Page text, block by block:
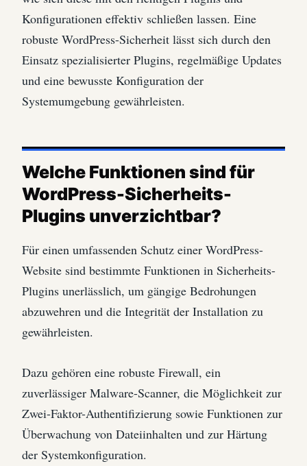
Konfigurationen effektiv schließen lassen. Eine
robuste WordPress-Sicherheit lässt sich durch den
Einsatz spezialisierter Plugins, regelmäßige Updates
und eine bewusste Konfiguration der
Systemumgebung gewährleisten.
Welche Funktionen sind für
WordPress-Sicherheits-
Plugins unverzichtbar?
Für einen umfassenden Schutz einer WordPress-
Website sind bestimmte Funktionen in Sicherheits-
Plugins unerlässlich, um gängige Bedrohungen
abzuwehren und die Integrität der Installation zu
gewährleisten.
Dazu gehören eine robuste Firewall, ein
zuverlässiger Malware-Scanner, die Möglichkeit zur
Zwei-Faktor-Authentifizierung sowie Funktionen zur
Überwachung von Dateiinhalten und zur Härtung
der Systemkonfiguration.